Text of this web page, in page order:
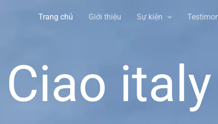
Trang chủ Giới thiệu Sự kiện
Ciao italy